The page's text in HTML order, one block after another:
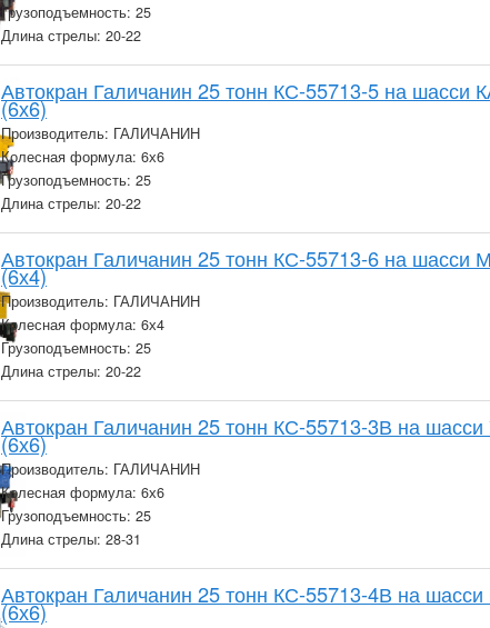
Грузоподъемность: 25
Длина стрелы: 20-22
Автокран Галичанин 25 тонн КС-55713-5 на шасси
(6х6)
Производитель: ГАЛИЧАНИН
Колесная формула: 6х6
Грузоподъемность: 25
Длина стрелы: 20-22
Автокран Галичанин 25 тонн КС-55713-6 на шасси
(6х4)
Производитель: ГАЛИЧАНИН
Колесная формула: 6х4
Грузоподъемность: 25
Длина стрелы: 20-22
Автокран Галичанин 25 тонн КС-55713-3В на
(6х6)
Производитель: ГАЛИЧАНИН
Колесная формула: 6х6
Грузоподъемность: 25
Длина стрелы: 28-31
Автокран Галичанин 25 тонн КС-55713-4В на
(6х6)